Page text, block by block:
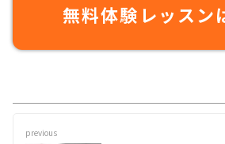
無料体験レッスン
previous